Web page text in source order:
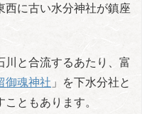
西に古い水分神社が鎮座
と合流するあたり、富
御魂神社 」を下水分社と
ともあります。